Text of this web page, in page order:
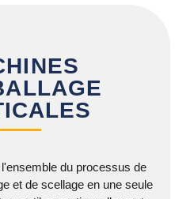
du processus de
et de scellage en une seule